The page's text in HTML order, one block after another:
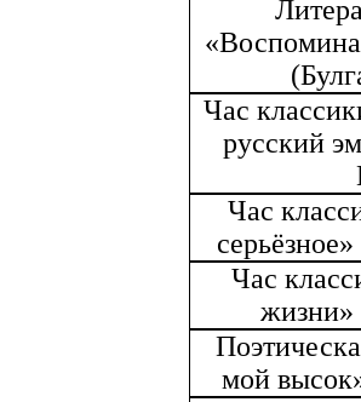
Час
русский
Час
Час
мой